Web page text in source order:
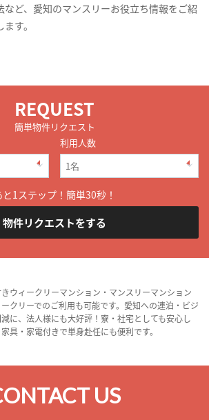
など、愛知のマンスリーお役立ち情報をご紹
す。
REQUEST
簡単物件リクエスト
利用人数
と1ステップ！簡単30秒！
物件リクエストをする
ウィークリーマンション・マンスリーマンション
クリーでのご利用も可能です。愛知への連泊・ビジ
に、法人様にも大好評！寮・社宅としても安心し
具・家電付きで単身赴任にも便利です。
US